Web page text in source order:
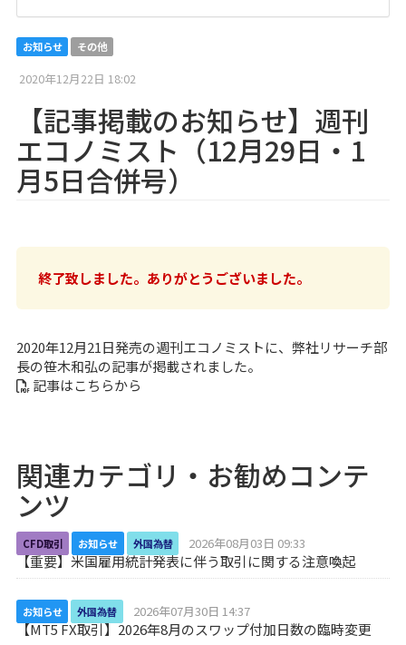
お知らせ その他
2020年12月22日 18:02
【記事掲載のお知らせ】週刊
エコノミスト（12月29日・1
月5日合併号）
終了致しました。ありがとうございました。
2020年12月21日発売の週刊エコノミストに、弊社リサーチ部
長の笹木和弘の記事が掲載されました。
記事はこちらから
関連カテゴリ・お勧めコンテ
ンツ
CFD取引 お知らせ 外国為替 2026年08月03日 09:33
【重要】米国雇用統計発表に伴う取引に関する注意喚起
お知らせ 外国為替 2026年07月30日 14:37
【MT5 FX取引】2026年8月のスワップ付加日数の臨時変更